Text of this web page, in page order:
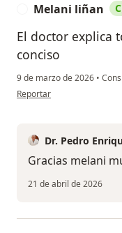
Melani liñan
El doctor explica
conciso
9 de marzo de 2026 •
en opinión del usuario
Reportar
Dr. Pedro
Gracias melani
21 de abril de 2026